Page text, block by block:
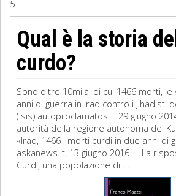
Filosofia
Matematica
Diritto
5
Qual è la storia
curdo?
Sono oltre 10mila, di cui 1466 morti,
anni di guerra in Iraq contro i jihadisti
(Isis) autoproclamatosi il 29 giugno
autorità della regione autonoma del
«Iraq, 1466 i morti curdi in due anni di
askanews.it, 13 giugno 2016 La
Curdi, una popolazione di ...